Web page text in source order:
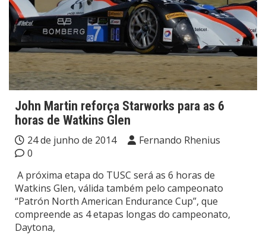
John Martin reforça Starworks para as 6
horas de Watkins Glen
24 de junho de 2014
Fernando Rhenius
0
A próxima etapa do TUSC será as 6 horas de
Watkins Glen, válida também pelo campeonato
“Patrón North American Endurance Cup”, que
compreende as 4 etapas longas do campeonato,
Daytona,